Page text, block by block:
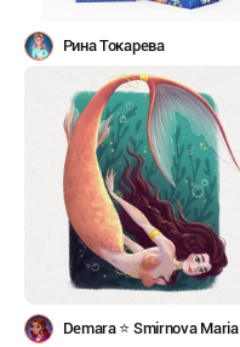
Рина Токарева
Demara ⭐️ Smirnova Maria